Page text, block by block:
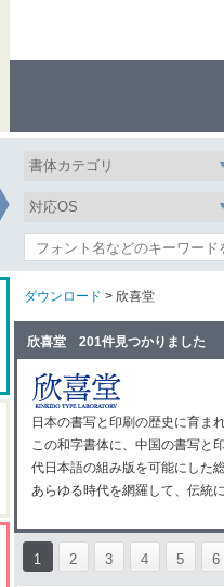
ダウンロード > 欣喜堂
欣喜堂 201件見つかりました
日本の書写と印刷の歴史に育ま
この和字書体に、中国の書写と
代日本語の組み版を可能にした
あらゆる時代を網羅して、伝統
1 2 3 4 5 6